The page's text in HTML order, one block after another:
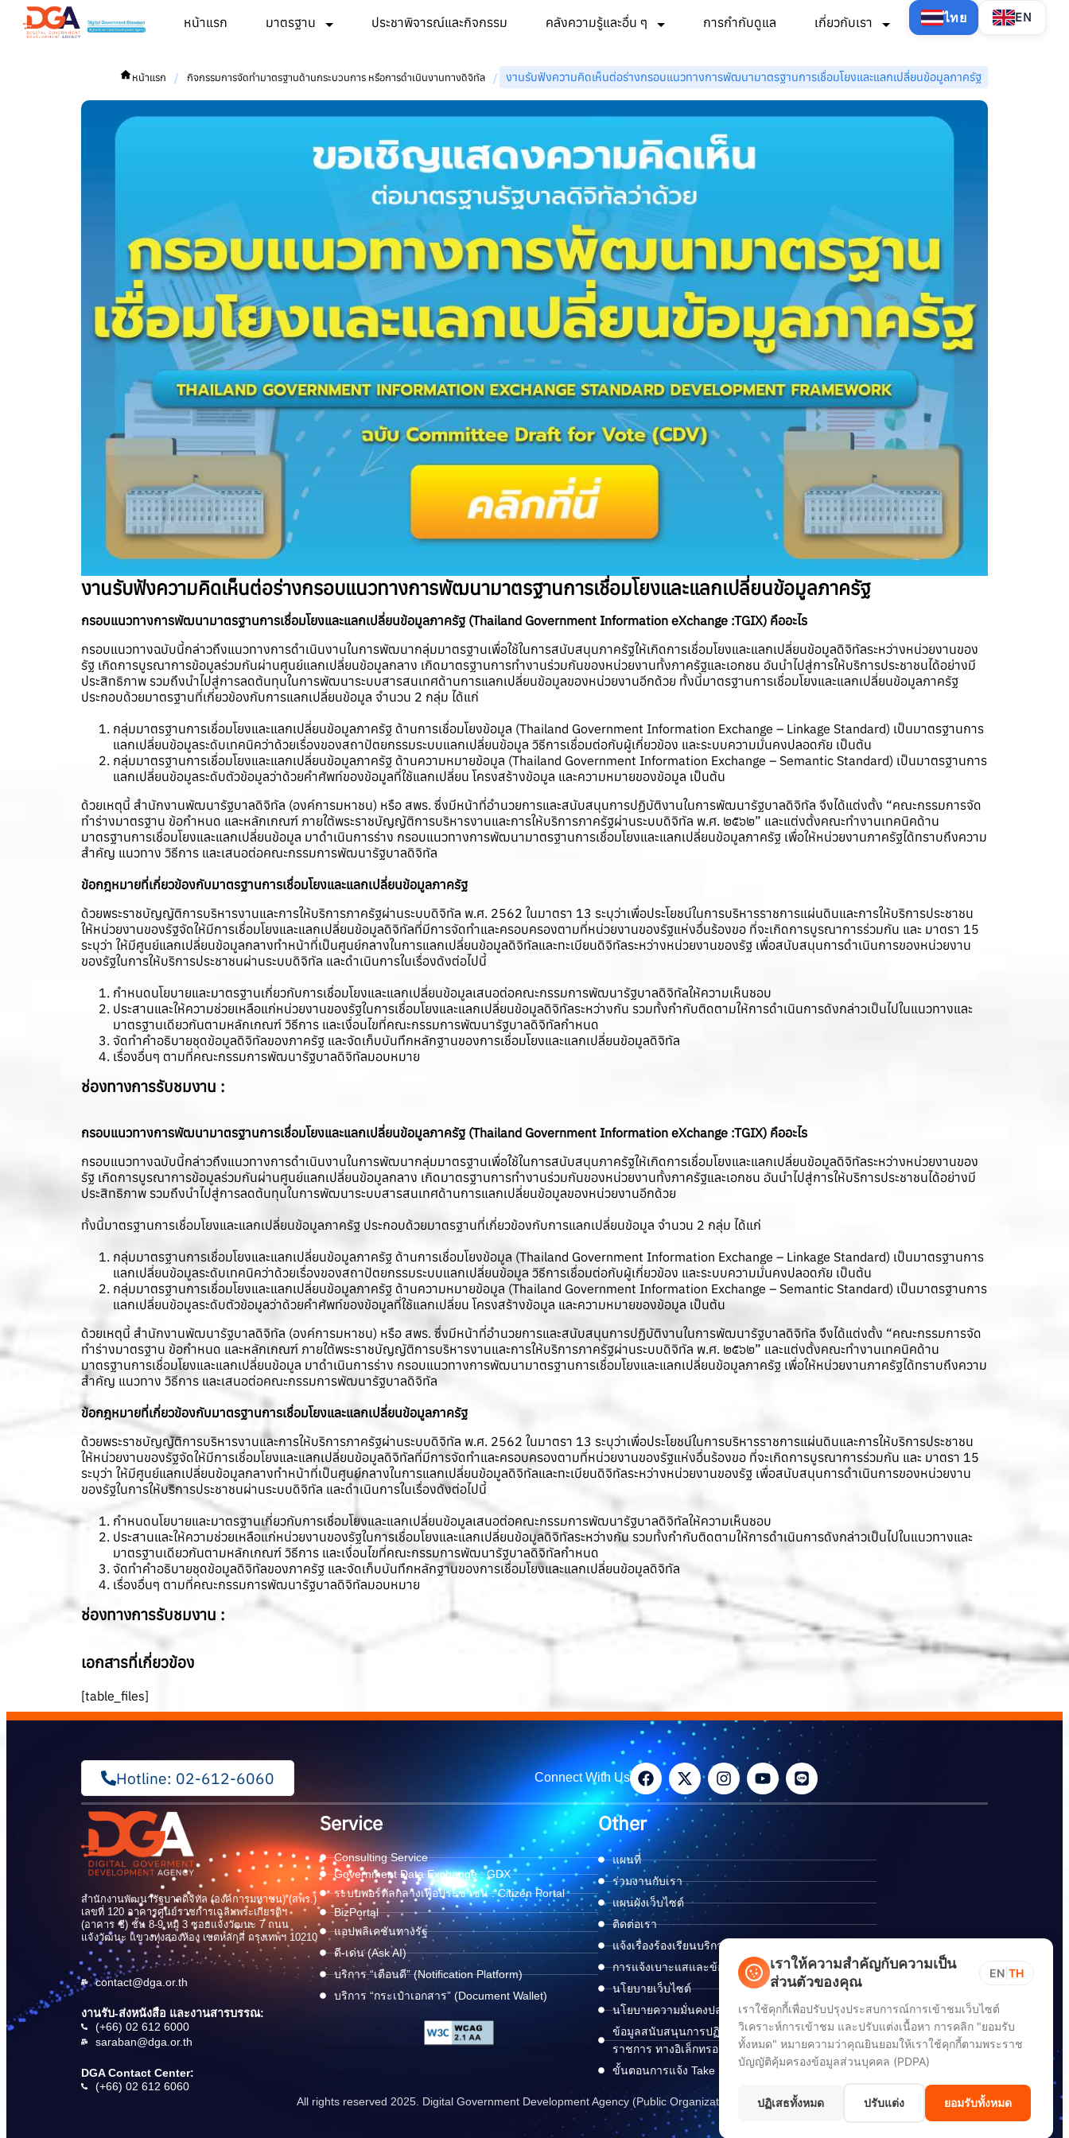
หน้าแรก มาตรฐาน ประชาพิจารณ์และกิจกรรม คลังความรู้และอื่น ๆ การกำกับดูแล เกี่ยวกับเรา ไทย EN
หน้าแรก / กิจกรรมการจัดทำมาตรฐานด้านกระบวนการ หรือการดำเนินงานทางดิจิทัล / งานรับฟังความคิดเห็นต่อร่างกรอบแนวทางการพัฒนามาตรฐานการเชื่อมโยงและแลกเปลี่ยนข้อมูลภาครัฐ
งานรับฟังความคิดเห็นต่อร่างกรอบแนวทางการพัฒนามาตรฐานการเชื่อมโยงและแลกเปลี่ยนข้อมูลภาครัฐ
กรอบแนวทางการพัฒนามาตรฐานการเชื่อมโยงและแลกเปลี่ยนข้อมูลภาครัฐ (Thailand Government Information eXchange :TGIX) คืออะไร
กรอบแนวทางฉบับนี้กล่าวถึงแนวทางการดำเนินงานในการพัฒนากลุ่มมาตรฐานเพื่อใช้ในการสนับสนุนภาครัฐให้เกิดการเชื่อมโยงและแลกเปลี่ยนข้อมูลดิจิทัลระหว่างหน่วยงานของ
รัฐ เกิดการบูรณาการข้อมูลร่วมกันผ่านศูนย์แลกเปลี่ยนข้อมูลกลาง เกิดมาตรฐานการทำงานร่วมกันของหน่วยงานทั้งภาครัฐและเอกชน อันนำไปสู่การให้บริการประชาชนได้อย่างมี
ประสิทธิภาพ รวมถึงนำไปสู่การลดต้นทุนในการพัฒนาระบบสารสนเทศด้านการแลกเปลี่ยนข้อมูลของหน่วยงานอีกด้วย ทั้งนี้มาตรฐานการเชื่อมโยงและแลกเปลี่ยนข้อมูลภาครัฐ
ประกอบด้วยมาตรฐานที่เกี่ยวข้องกับการแลกเปลี่ยนข้อมูล จำนวน 2 กลุ่ม ได้แก่
กลุ่มมาตรฐานการเชื่อมโยงและแลกเปลี่ยนข้อมูลภาครัฐ ด้านการเชื่อมโยงข้อมูล (Thailand Government Information Exchange – Linkage Standard) เป็นมาตรฐานการ
แลกเปลี่ยนข้อมูลระดับเทคนิคว่าด้วยเรื่องของสถาปัตยกรรมระบบแลกเปลี่ยนข้อมูล วิธีการเชื่อมต่อกับผู้เกี่ยวข้อง และระบบความมั่นคงปลอดภัย เป็นต้น
กลุ่มมาตรฐานการเชื่อมโยงและแลกเปลี่ยนข้อมูลภาครัฐ ด้านความหมายข้อมูล (Thailand Government Information Exchange – Semantic Standard) เป็นมาตรฐานการ
แลกเปลี่ยนข้อมูลระดับตัวข้อมูลว่าด้วยคำศัพท์ของข้อมูลที่ใช้แลกเปลี่ยน โครงสร้างข้อมูล และความหมายของข้อมูล เป็นต้น
ด้วยเหตุนี้ สำนักงานพัฒนารัฐบาลดิจิทัล (องค์การมหาชน) หรือ สพร. ซึ่งมีหน้าที่อำนวยการและสนับสนุนการปฏิบัติงานในการพัฒนารัฐบาลดิจิทัล จึงได้แต่งตั้ง “คณะกรรมการจัด
ทำร่างมาตรฐาน ข้อกำหนด และหลักเกณฑ์ ภายใต้พระราชบัญญัติการบริหารงานและการให้บริการภาครัฐผ่านระบบดิจิทัล พ.ศ. ๒๕๖๒” และแต่งตั้งคณะทำงานเทคนิคด้าน
มาตรฐานการเชื่อมโยงและแลกเปลี่ยนข้อมูล มาดำเนินการร่าง กรอบแนวทางการพัฒนามาตรฐานการเชื่อมโยงและแลกเปลี่ยนข้อมูลภาครัฐ เพื่อให้หน่วยงานภาครัฐได้ทราบถึงความ
สำคัญ แนวทาง วิธีการ และเสนอต่อคณะกรรมการพัฒนารัฐบาลดิจิทัล
ข้อกฎหมายที่เกี่ยวข้องกับมาตรฐานการเชื่อมโยงและแลกเปลี่ยนข้อมูลภาครัฐ
ด้วยพระราชบัญญัติการบริหารงานและการให้บริการภาครัฐผ่านระบบดิจิทัล พ.ศ. 2562 ในมาตรา 13 ระบุว่าเพื่อประโยชน์ในการบริหารราชการแผ่นดินและการให้บริการประชาชน
ให้หน่วยงานของรัฐจัดให้มีการเชื่อมโยงและแลกเปลี่ยนข้อมูลดิจิทัลที่มีการจัดทำและครอบครองตามที่หน่วยงานของรัฐแห่งอื่นร้องขอ ที่จะเกิดการบูรณาการร่วมกัน และ มาตรา 15
ระบุว่า ให้มีศูนย์แลกเปลี่ยนข้อมูลกลางทำหน้าที่เป็นศูนย์กลางในการแลกเปลี่ยนข้อมูลดิจิทัลและทะเบียนดิจิทัลระหว่างหน่วยงานของรัฐ เพื่อสนับสนุนการดำเนินการของหน่วยงาน
ของรัฐในการให้บริการประชาชนผ่านระบบดิจิทัล และดำเนินการในเรื่องดังต่อไปนี้
กำหนดนโยบายและมาตรฐานเกี่ยวกับการเชื่อมโยงและแลกเปลี่ยนข้อมูลเสนอต่อคณะกรรมการพัฒนารัฐบาลดิจิทัลให้ความเห็นชอบ
ประสานและให้ความช่วยเหลือแก่หน่วยงานของรัฐในการเชื่อมโยงและแลกเปลี่ยนข้อมูลดิจิทัลระหว่างกัน รวมทั้งกำกับติดตามให้การดำเนินการดังกล่าวเป็นไปในแนวทางและ
มาตรฐานเดียวกันตามหลักเกณฑ์ วิธีการ และเงื่อนไขที่คณะกรรมการพัฒนารัฐบาลดิจิทัลกำหนด
จัดทำคำอธิบายชุดข้อมูลดิจิทัลของภาครัฐ และจัดเก็บบันทึกหลักฐานของการเชื่อมโยงและแลกเปลี่ยนข้อมูลดิจิทัล
เรื่องอื่นๆ ตามที่คณะกรรมการพัฒนารัฐบาลดิจิทัลมอบหมาย
ช่องทางการรับชมงาน :
กรอบแนวทางการพัฒนามาตรฐานการเชื่อมโยงและแลกเปลี่ยนข้อมูลภาครัฐ (Thailand Government Information eXchange :TGIX) คืออะไร
กรอบแนวทางฉบับนี้กล่าวถึงแนวทางการดำเนินงานในการพัฒนากลุ่มมาตรฐานเพื่อใช้ในการสนับสนุนภาครัฐให้เกิดการเชื่อมโยงและแลกเปลี่ยนข้อมูลดิจิทัลระหว่างหน่วยงานของ
รัฐ เกิดการบูรณาการข้อมูลร่วมกันผ่านศูนย์แลกเปลี่ยนข้อมูลกลาง เกิดมาตรฐานการทำงานร่วมกันของหน่วยงานทั้งภาครัฐและเอกชน อันนำไปสู่การให้บริการประชาชนได้อย่างมี
ประสิทธิภาพ รวมถึงนำไปสู่การลดต้นทุนในการพัฒนาระบบสารสนเทศด้านการแลกเปลี่ยนข้อมูลของหน่วยงานอีกด้วย
ทั้งนี้มาตรฐานการเชื่อมโยงและแลกเปลี่ยนข้อมูลภาครัฐ ประกอบด้วยมาตรฐานที่เกี่ยวข้องกับการแลกเปลี่ยนข้อมูล จำนวน 2 กลุ่ม ได้แก่
กลุ่มมาตรฐานการเชื่อมโยงและแลกเปลี่ยนข้อมูลภาครัฐ ด้านการเชื่อมโยงข้อมูล (Thailand Government Information Exchange – Linkage Standard) เป็นมาตรฐานการ
แลกเปลี่ยนข้อมูลระดับเทคนิคว่าด้วยเรื่องของสถาปัตยกรรมระบบแลกเปลี่ยนข้อมูล วิธีการเชื่อมต่อกับผู้เกี่ยวข้อง และระบบความมั่นคงปลอดภัย เป็นต้น
กลุ่มมาตรฐานการเชื่อมโยงและแลกเปลี่ยนข้อมูลภาครัฐ ด้านความหมายข้อมูล (Thailand Government Information Exchange – Semantic Standard) เป็นมาตรฐานการ
แลกเปลี่ยนข้อมูลระดับตัวข้อมูลว่าด้วยคำศัพท์ของข้อมูลที่ใช้แลกเปลี่ยน โครงสร้างข้อมูล และความหมายของข้อมูล เป็นต้น
ด้วยเหตุนี้ สำนักงานพัฒนารัฐบาลดิจิทัล (องค์การมหาชน) หรือ สพร. ซึ่งมีหน้าที่อำนวยการและสนับสนุนการปฏิบัติงานในการพัฒนารัฐบาลดิจิทัล จึงได้แต่งตั้ง “คณะกรรมการจัด
ทำร่างมาตรฐาน ข้อกำหนด และหลักเกณฑ์ ภายใต้พระราชบัญญัติการบริหารงานและการให้บริการภาครัฐผ่านระบบดิจิทัล พ.ศ. ๒๕๖๒” และแต่งตั้งคณะทำงานเทคนิคด้าน
มาตรฐานการเชื่อมโยงและแลกเปลี่ยนข้อมูล มาดำเนินการร่าง กรอบแนวทางการพัฒนามาตรฐานการเชื่อมโยงและแลกเปลี่ยนข้อมูลภาครัฐ เพื่อให้หน่วยงานภาครัฐได้ทราบถึงความ
สำคัญ แนวทาง วิธีการ และเสนอต่อคณะกรรมการพัฒนารัฐบาลดิจิทัล
ข้อกฎหมายที่เกี่ยวข้องกับมาตรฐานการเชื่อมโยงและแลกเปลี่ยนข้อมูลภาครัฐ
ด้วยพระราชบัญญัติการบริหารงานและการให้บริการภาครัฐผ่านระบบดิจิทัล พ.ศ. 2562 ในมาตรา 13 ระบุว่าเพื่อประโยชน์ในการบริหารราชการแผ่นดินและการให้บริการประชาชน
ให้หน่วยงานของรัฐจัดให้มีการเชื่อมโยงและแลกเปลี่ยนข้อมูลดิจิทัลที่มีการจัดทำและครอบครองตามที่หน่วยงานของรัฐแห่งอื่นร้องขอ ที่จะเกิดการบูรณาการร่วมกัน และ มาตรา 15
ระบุว่า ให้มีศูนย์แลกเปลี่ยนข้อมูลกลางทำหน้าที่เป็นศูนย์กลางในการแลกเปลี่ยนข้อมูลดิจิทัลและทะเบียนดิจิทัลระหว่างหน่วยงานของรัฐ เพื่อสนับสนุนการดำเนินการของหน่วยงาน
ของรัฐในการให้บริการประชาชนผ่านระบบดิจิทัล และดำเนินการในเรื่องดังต่อไปนี้
กำหนดนโยบายและมาตรฐานเกี่ยวกับการเชื่อมโยงและแลกเปลี่ยนข้อมูลเสนอต่อคณะกรรมการพัฒนารัฐบาลดิจิทัลให้ความเห็นชอบ
ประสานและให้ความช่วยเหลือแก่หน่วยงานของรัฐในการเชื่อมโยงและแลกเปลี่ยนข้อมูลดิจิทัลระหว่างกัน รวมทั้งกำกับติดตามให้การดำเนินการดังกล่าวเป็นไปในแนวทางและ
มาตรฐานเดียวกันตามหลักเกณฑ์ วิธีการ และเงื่อนไขที่คณะกรรมการพัฒนารัฐบาลดิจิทัลกำหนด
จัดทำคำอธิบายชุดข้อมูลดิจิทัลของภาครัฐ และจัดเก็บบันทึกหลักฐานของการเชื่อมโยงและแลกเปลี่ยนข้อมูลดิจิทัล
เรื่องอื่นๆ ตามที่คณะกรรมการพัฒนารัฐบาลดิจิทัลมอบหมาย
ช่องทางการรับชมงาน :
เอกสารที่เกี่ยวข้อง
[table_files]
Hotline: 02-612-6060 Connect With Us
สำนักงานพัฒนารัฐบาลดิจิทัล (องค์การมหาชน) (สพร.)
เลขที่ 120 อาคารศูนย์ราชการเฉลิมพระเกียรติฯ
(อาคาร ซี) ชั้น 8-9 หมู่ 3 ซอยแจ้งวัฒนะ 7 ถนน
แจ้งวัฒนะ แขวงทุ่งสองห้อง เขตหลักสี่ กรุงเทพฯ 10210
contact@dga.or.th
งานรับ-ส่งหนังสือ และงานสารบรรณ:
(+66) 02 612 6000
saraban@dga.or.th
DGA Contact Center:
(+66) 02 612 6060
Service
Consulting Service
Government Data Exchange : GDX
ระบบพอร์ทัลกลางเพื่อประชาชน : Citizen Portal
BizPortal
แอปพลิเคชันทางรัฐ
ดี-เด่น (Ask AI)
บริการ “เตือนดี” (Notification Platform)
บริการ “กระเป๋าเอกสาร” (Document Wallet)
Other
แผนที่
ร่วมงานกับเรา
แผนผังเว็บไซต์
ติดต่อเรา
แจ้งเรื่องร้องเรียนบริการ
การแจ้งเบาะแสและข้อร้องเรียนการทุจริต
นโยบายเว็บไซต์
นโยบายความมั่นคงปลอดภัยสารสนเทศทางไซเบอร์
ข้อมูลสนับสนุนการปฏิบัติตาม พ.ร.บ. การปฏิบัติ
ราชการ ทางอิเล็กทรอนิกส์ พ.ศ. 2565
ขั้นตอนการแจ้ง Take Down Notice
All rights reserved 2025. Digital Government Development Agency (Public Organization) (DGA)
เราให้ความสำคัญกับความเป็น
ส่วนตัวของคุณ
EN TH
เราใช้คุกกี้เพื่อปรับปรุงประสบการณ์การเข้าชมเว็บไซต์
วิเคราะห์การเข้าชม และปรับแต่งเนื้อหา การคลิก "ยอมรับ
ทั้งหมด" หมายความว่าคุณยินยอมให้เราใช้คุกกี้ตามพระราช
บัญญัติคุ้มครองข้อมูลส่วนบุคคล (PDPA)
ปฏิเสธทั้งหมด ปรับแต่ง ยอมรับทั้งหมด